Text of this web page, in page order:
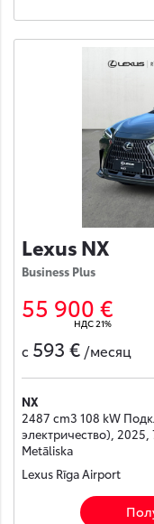
Lexus NX
Business Plus
55 900 €
НДС 21%
с 593 € /месяц
NX
2487 cm3 108 kW
электричество),
Metāliska
Lexus Rīga Airport